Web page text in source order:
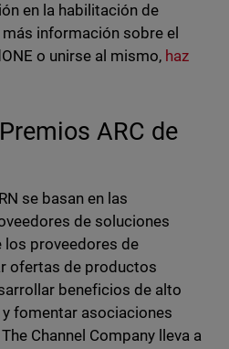
en la habilitación de
información sobre el
o unirse al mismo, haz
ARC de
se basan en las
de soluciones
los proveedores de
ofertas de productos
beneficios de alto
fomentar asociaciones
Channel Company lleva a